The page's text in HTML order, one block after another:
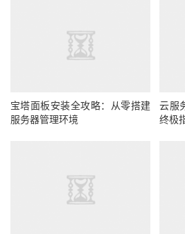
宝塔面板安装全攻略：从零搭建
服务器管理环境
云服
终极